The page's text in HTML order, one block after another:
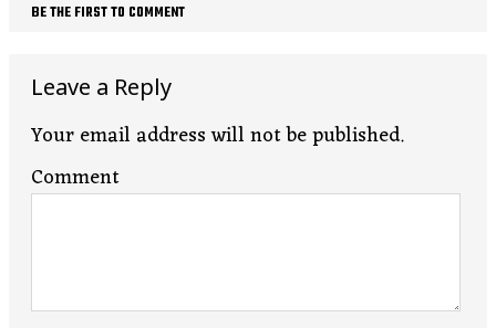
BE THE FIRST TO COMMENT
Leave a Reply
Your email address will not be published.
Comment